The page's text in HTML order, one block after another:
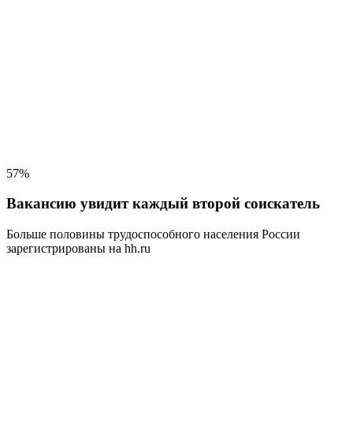
57%
Вакансию увидит каждый второй соискатель
Больше половины трудоспособного населения России
зарегистрированы на hh.ru